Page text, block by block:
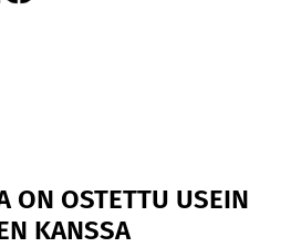
ON OSTETTU USEIN
KANSSA